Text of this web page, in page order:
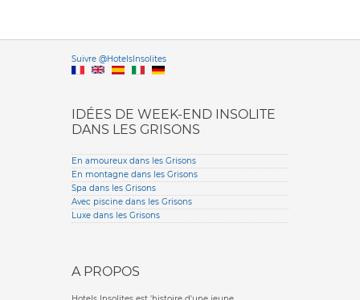
Suivre @HotelsInsolitesVersione
IDÉES DE WEEK-END INSOLITE
DANS LES GRISONS
En amoureux dans les Grisons
En montagne dans les Grisons
Spa dans les Grisons
Avec piscine dans les Grisons
Luxe dans les Grisons
A PROPOS